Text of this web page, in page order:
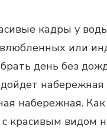
кадры у
или
день без
набережная.
с красивым видом